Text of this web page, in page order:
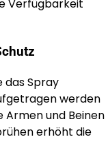
Verfügbarkeit
das Spray
werden
Armen und Beinen
erhöht die